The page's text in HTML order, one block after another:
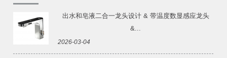
出水和皂液二合一龙头设计 & 带温度数显感应龙头
&...
2026-03-04